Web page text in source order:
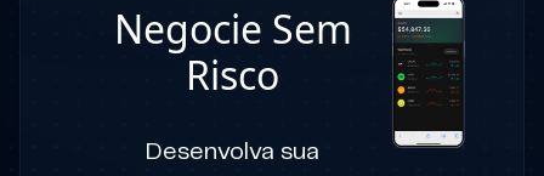
Negocie Sem
Risco
Desenvolva sua